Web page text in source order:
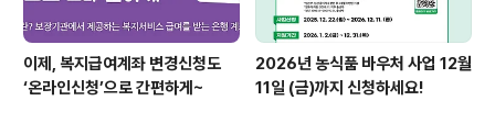
이제, 복지급여계좌 변경신청도
‘온라인신청’으로 간편하게~
2026년 농식품 바우처 사업 12월
11일 (금)까지 신청하세요!